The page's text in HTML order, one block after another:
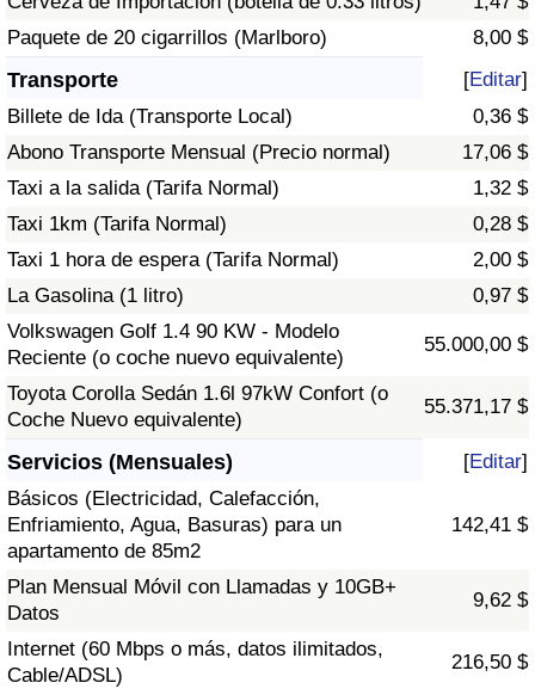
Paquete de 20 cigarrillos (Marlboro)
8,00 $
Transporte [Editar]
Billete de Ida (Transporte Local)
0,36 $
Abono Transporte Mensual (Precio normal)
17,06 $
Taxi a la salida (Tarifa Normal)
1,32 $
Taxi 1km (Tarifa Normal)
0,28 $
Taxi 1 hora de espera (Tarifa Normal)
2,00 $
La Gasolina (1 litro)
0,97 $
Volkswagen Golf 1.4 90 KW - Modelo
Reciente (o coche nuevo equivalente)
55.000,00 $
Toyota Corolla Sedán 1.6l 97kW Confort (o
Coche Nuevo equivalente)
55.371,17 $
Servicios (Mensuales) [Editar]
Básicos (Electricidad, Calefacción,
Enfriamiento, Agua, Basuras) para un
apartamento de 85m2
142,41 $
Plan Mensual Móvil con Llamadas y 10GB+
Datos
9,62 $
Internet (60 Mbps o más, datos ilimitados,
Cable/ADSL)
216,50 $